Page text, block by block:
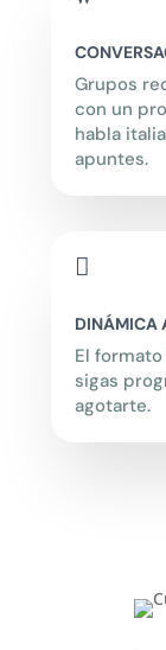
Grupos
con un
habla
apuntes.

DINÁMICA
El
sigas
agotarte.